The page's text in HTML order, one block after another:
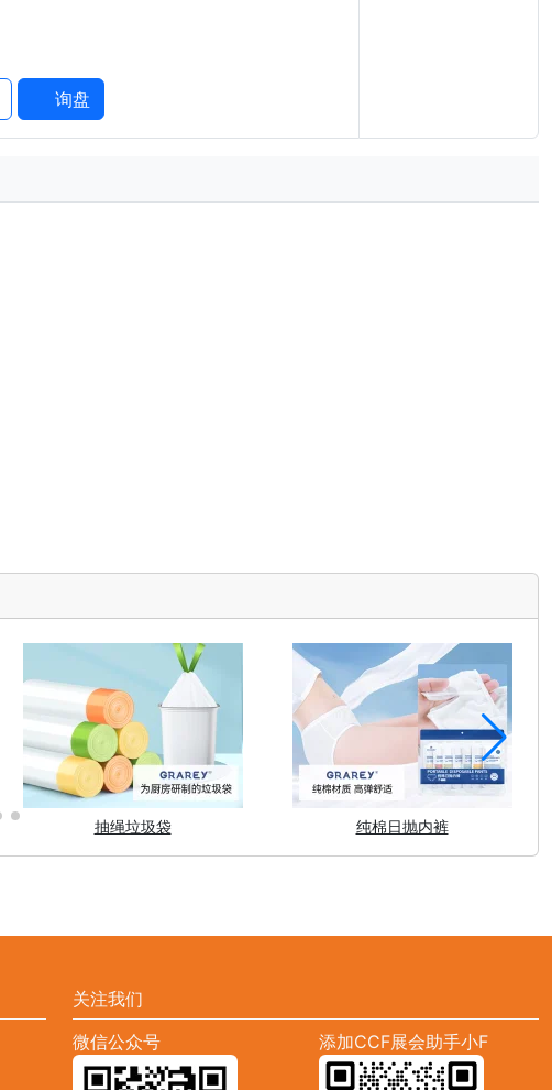
询盘
抽绳垃圾袋 纯棉日抛内裤
关注我们
微信公众号
添加CCF展会助手小F